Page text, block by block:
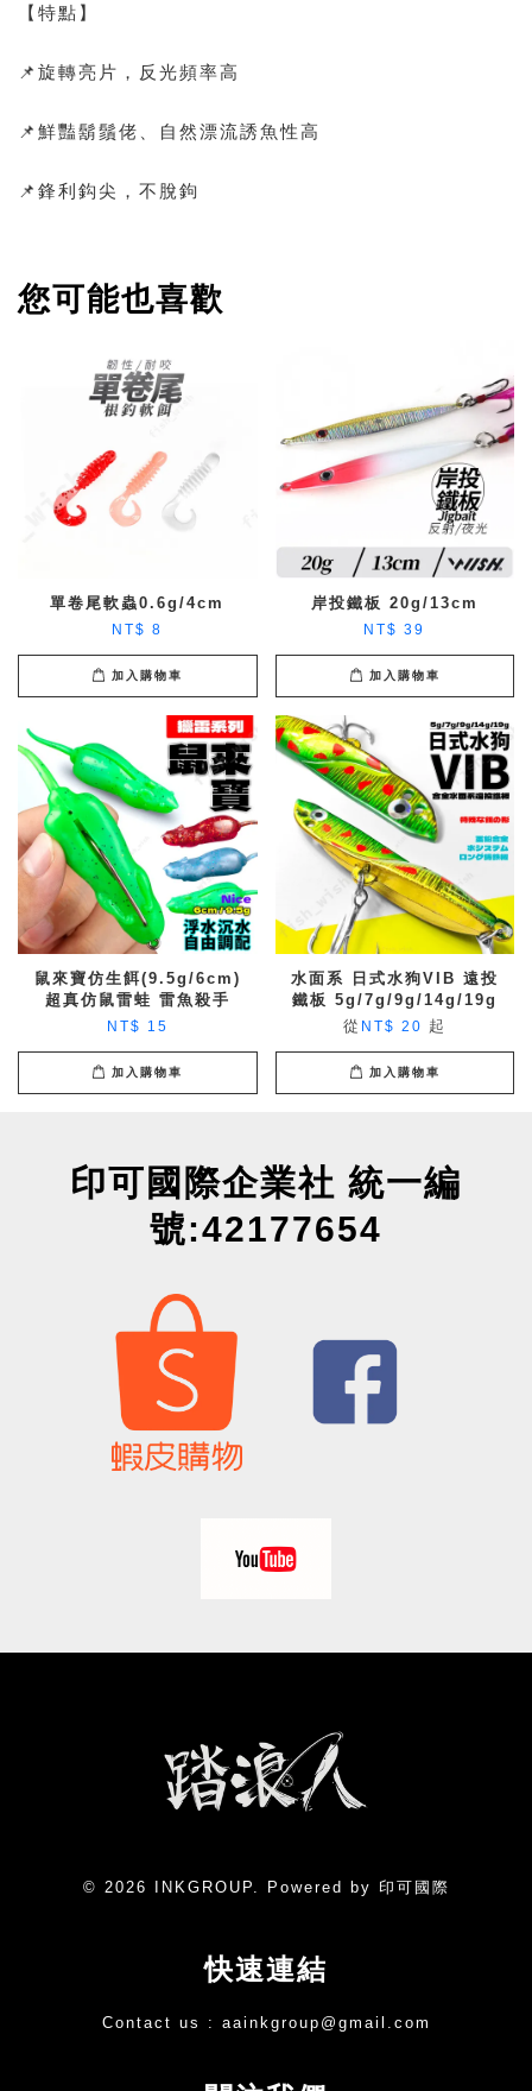
【特點】
📌旋轉亮片，反光頻率高
📌鮮豔鬍鬚佬、自然漂流誘魚性高
📌鋒利鈎尖，不脫鉤
您可能也喜歡
單卷尾軟蟲0.6g/4cm
NT$ 8
加入購物車
岸投鐵板 20g/13cm
NT$ 39
加入購物車
鼠來寶仿生餌(9.5g/6cm)
超真仿鼠雷蛙 雷魚殺手
NT$ 15
加入購物車
水面系 日式水狗VIB 遠投
鐵板 5g/7g/9g/14g/19g
從 NT$ 20 起
加入購物車
印可國際企業社 統一編
號:42177654
© 2026 INKGROUP. Powered by 印可國際
快速連結
Contact us : aainkgroup@gmail.com